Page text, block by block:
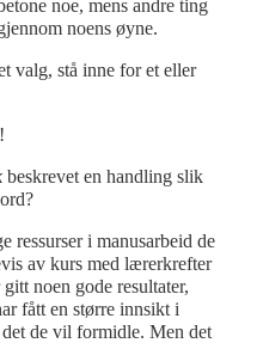
noe, mens andre ting
noens øyne.
valg, stå inne for et eller
beskrevet en handling slik
ressurser i manusarbeid de
av kurs med lærerkrefter
noen gode resultater,
fått en større innsikt i
de vil formidle. Men det